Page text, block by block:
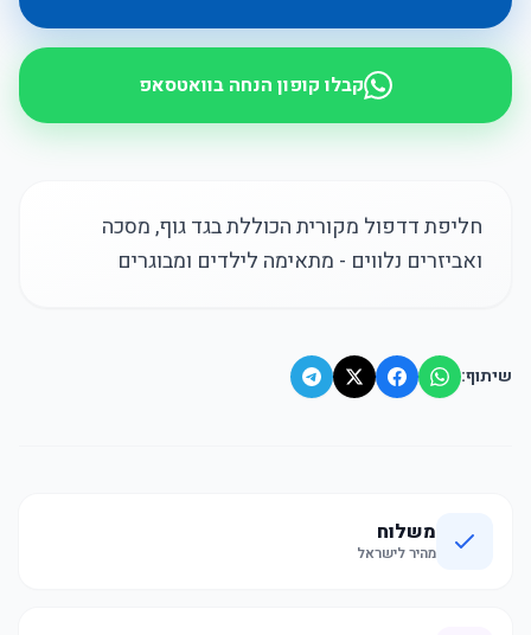
קבלו קופון הנחה בוואטסאפ
חליפת דדפול מקורית הכוללת בגד גוף, מסכה
ואביזרים נלווים - מתאימה לילדים ומבוגרים
שיתוף:
משלוח
מהיר לישראל